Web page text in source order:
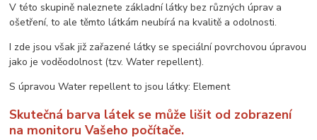
V této skupině naleznete základní látky bez různých úprav a
ošetření, to ale těmto látkám neubírá na kvalitě a odolnosti.
I zde jsou však již zařazené látky se speciální povrchovou úpravou
jako je voděodolnost (tzv. Water repellent).
S úpravou Water repellent to jsou látky: Element
Skutečná barva látek se může lišit od zobrazení
na monitoru Vašeho počítače.